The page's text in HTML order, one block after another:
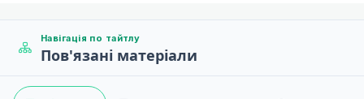
Кіллі
Навігація по тайтлу
Пов'язані матеріали